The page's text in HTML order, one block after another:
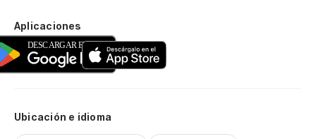
Aplicaciones
Ubicación e idioma